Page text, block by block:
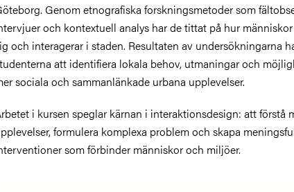
Genom etnografiska forskningsmetoder som
och kontextuell analys har de tittat på hur människor
och interagerar i staden. Resultaten av undersökningarna
att identifiera lokala behov, utmaningar och
sociala och sammanlänkade urbana upplevelser.
i kursen speglar kärnan i interaktionsdesign: att förstå
formulera komplexa problem och skapa
som förbinder människor och miljöer.